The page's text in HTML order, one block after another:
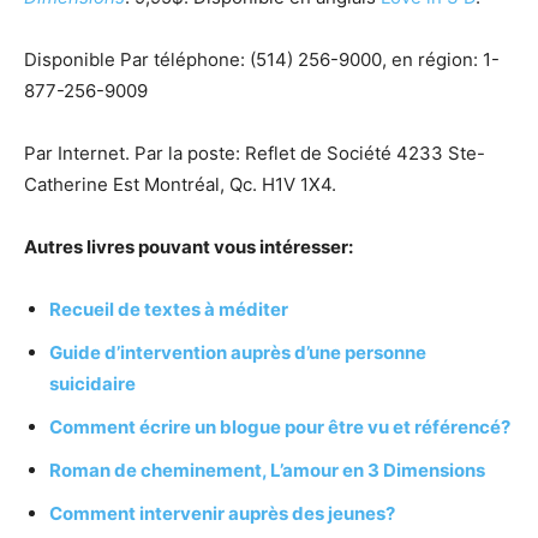
Disponible Par téléphone: (514) 256-9000, en région: 1-
877-256-9009
Par Internet. Par la poste: Reflet de Société 4233 Ste-
Catherine Est Montréal, Qc. H1V 1X4.
Autres livres pouvant vous intéresser:
Recueil de textes à méditer
Guide d’intervention auprès d’une personne
suicidaire
Comment écrire un blogue pour être vu et référencé?
Roman de cheminement, L’amour en 3 Dimensions
Comment intervenir auprès des jeunes?